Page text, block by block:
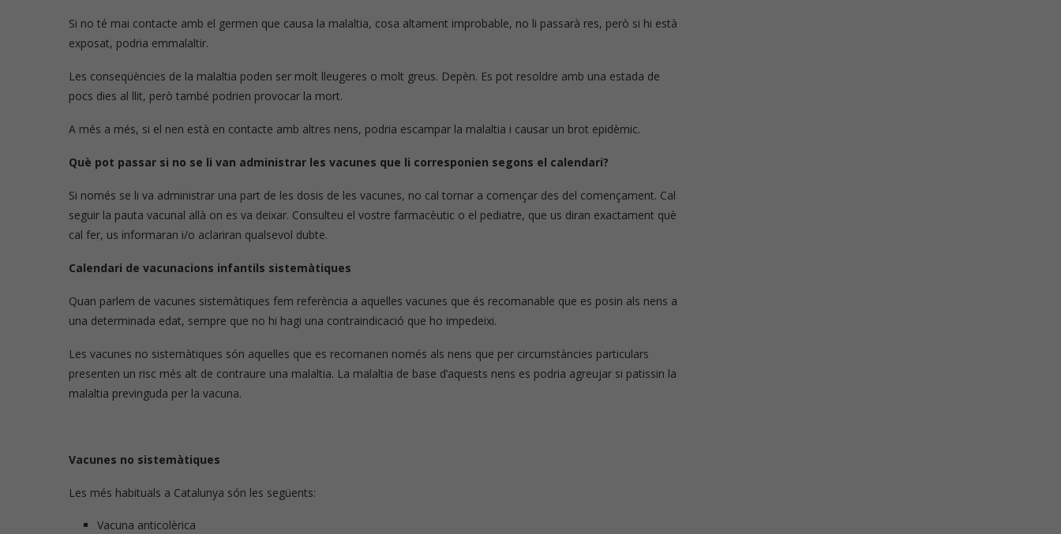
Si no té mai contacte amb el germen que causa la malaltia, cosa altament improbable, no li passarà res, però si hi està
exposat, podria emmalaltir.
Les conseqüències de la malaltia poden ser molt lleugeres o molt greus. Depèn. Es pot resoldre amb una estada de
pocs dies al llit, però també podrien provocar la mort.
A més a més, si el nen està en contacte amb altres nens, podria escampar la malaltia i causar un brot epidèmic.
Què pot passar si no se li van administrar les vacunes que li corresponien segons el calendari?
Si només se li va administrar una part de les dosis de les vacunes, no cal tornar a començar des del començament. Cal
seguir la pauta vacunal allà on es va deixar. Consulteu el vostre farmacèutic o el pediatre, que us diran exactament què
cal fer, us informaran i/o aclariran qualsevol dubte.
Calendari de vacunacions infantils sistemàtiques
Quan parlem de vacunes sistemàtiques fem referència a aquelles vacunes que és recomanable que es posin als nens a
una determinada edat, sempre que no hi hagi una contraindicació que ho impedeixi.
Les vacunes no sistemàtiques són aquelles que es recomanen només als nens que per circumstàncies particulars
presenten un risc més alt de contraure una malaltia. La malaltia de base d’aquests nens es podria agreujar si patissin la
malaltia previnguda per la vacuna.
Vacunes no sistemàtiques
Les més habituals a Catalunya són les següents:
Vacuna anticolèrica